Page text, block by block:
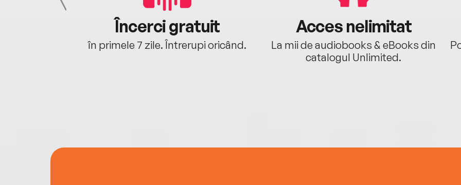
În
Încerci gratuit
în primele 7 zile. Întrerupi oricând.
Acces nelimitat
La mii de audiobooks & eBooks din
catalogul Unlimited.